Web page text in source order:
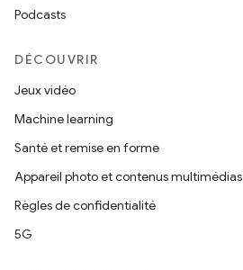
Podcasts
DÉCOUVRIR
Jeux vidéo
Machine learning
Santé et remise en forme
Appareil photo et contenus multimédias
Règles de confidentialité
5G